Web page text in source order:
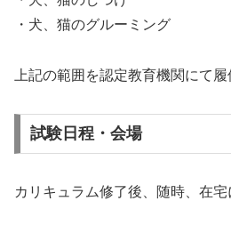
・犬、猫のグルーミング
上記の範囲を認定教育機関にて履
試験日程・会場
カリキュラム修了後、随時、在宅